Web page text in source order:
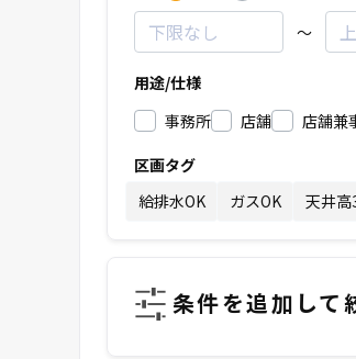
～
用途/仕様
事務所
店舗 店舗兼
区画タグ
給排水OK
ガスOK 天井
条件を追加して